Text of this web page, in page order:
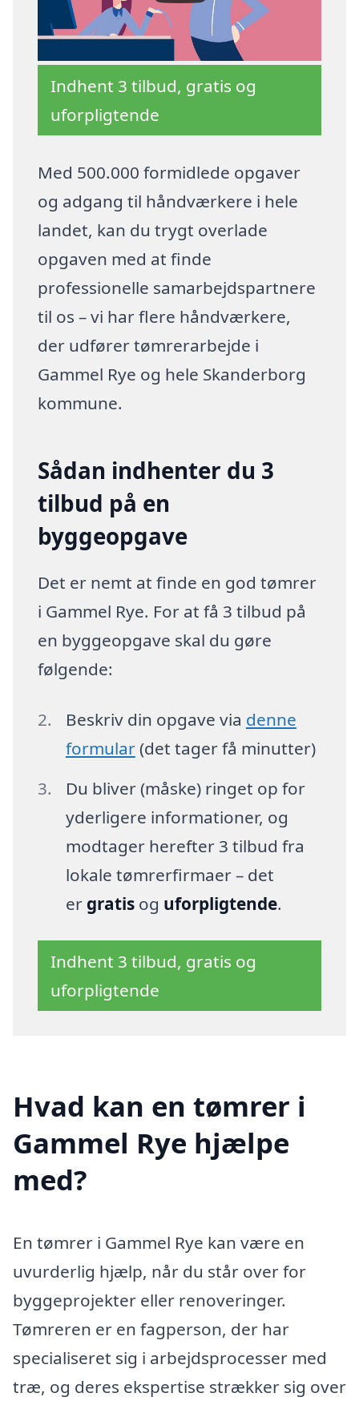
Indhent 3 tilbud, gratis og
uforpligtende
Med 500.000 formidlede opgaver
og adgang til håndværkere i hele
landet, kan du trygt overlade
opgaven med at finde
professionelle samarbejdspartnere
til os – vi har flere håndværkere,
der udfører tømrerarbejde i
Gammel Rye og hele Skanderborg
kommune.
Sådan indhenter du 3
tilbud på en
byggeopgave
Det er nemt at finde en god tømrer
i Gammel Rye. For at få 3 tilbud på
en byggeopgave skal du gøre
følgende:
Beskriv din opgave via denne
formular(det tager få minutter)
Du bliver (måske) ringet op for
yderligere informationer, og
modtager herefter 3 tilbud fra
lokale tømrerfirmaer – det
er gratisog uforpligtende.
Indhent 3 tilbud, gratis og
uforpligtende
Hvad kan en tømrer i
Gammel Rye hjælpe
med?
En tømrer i Gammel Rye kan være en
uvurderlig hjælp, når du står over for
byggeprojekter eller renoveringer.
Tømreren er en fagperson, der har
specialiseret sig i arbejdsprocesser med
træ, og deres ekspertise strækker sig over